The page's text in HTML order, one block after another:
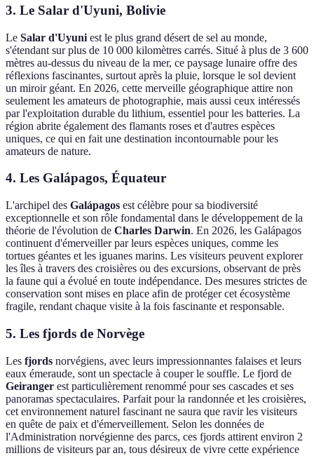
3. Le Salar d'Uyuni, Bolivie
Le Salar d'Uyuni est le plus grand désert de sel au monde,
s'étendant sur plus de 10 000 kilomètres carrés. Situé à plus de 3 600
mètres au-dessus du niveau de la mer, ce paysage lunaire offre des
réflexions fascinantes, surtout après la pluie, lorsque le sol devient
un miroir géant. En 2026, cette merveille géographique attire non
seulement les amateurs de photographie, mais aussi ceux intéressés
par l'exploitation durable du lithium, essentiel pour les batteries. La
région abrite également des flamants roses et d'autres espèces
uniques, ce qui en fait une destination incontournable pour les
amateurs de nature.
4. Les Galápagos, Équateur
L'archipel des Galápagos est célèbre pour sa biodiversité
exceptionnelle et son rôle fondamental dans le développement de la
théorie de l'évolution de Charles Darwin. En 2026, les Galápagos
continuent d'émerveiller par leurs espèces uniques, comme les
tortues géantes et les iguanes marins. Les visiteurs peuvent explorer
les îles à travers des croisières ou des excursions, observant de près
la faune qui a évolué en toute indépendance. Des mesures strictes de
conservation sont mises en place afin de protéger cet écosystème
fragile, rendant chaque visite à la fois fascinante et responsable.
5. Les fjords de Norvège
Les fjords norvégiens, avec leurs impressionnantes falaises et leurs
eaux émeraude, sont un spectacle à couper le souffle. Le fjord de
Geiranger est particulièrement renommé pour ses cascades et ses
panoramas spectaculaires. Parfait pour la randonnée et les croisières,
cet environnement naturel fascinant ne saura que ravir les visiteurs
en quête de paix et d'émerveillement. Selon les données de
l'Administration norvégienne des parcs, ces fjords attirent environ 2
millions de visiteurs par an, tous désireux de vivre cette expérience